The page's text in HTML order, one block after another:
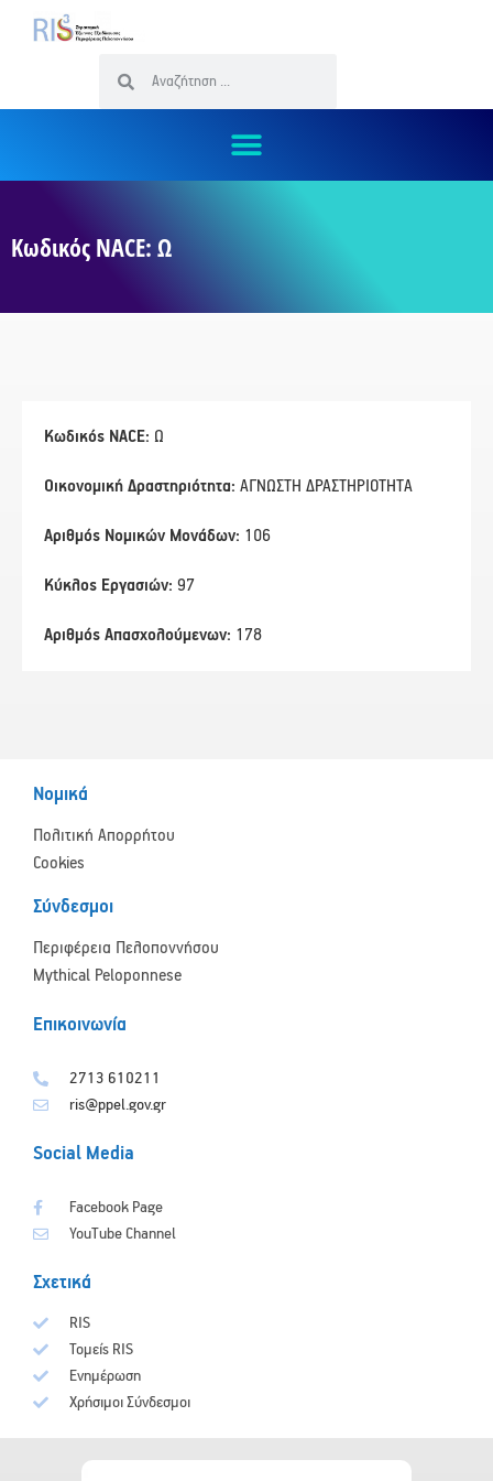
Κωδικός NACE: Ω
Κωδικός NACE: Ω
Οικονομική Δραστηριότητα: ΑΓΝΩΣΤΗ ΔΡΑΣΤΗΡΙΟΤΗΤΑ
Αριθμός Νομικών Μονάδων: 106
Κύκλος Εργασιών: 97
Αριθμός Απασχολούμενων: 178
Νομικά
Πολιτική Απορρήτου
Cookies
Σύνδεσμοι
Περιφέρεια Πελοποννήσου
Mythical Peloponnese
Επικοινωνία
2713 610211
ris@ppel.gov.gr
Social Media
Facebook Page
YouTube Channel
Σχετικά
RIS
Τομείς RIS
Ενημέρωση
Χρήσιμοι Σύνδεσμοι